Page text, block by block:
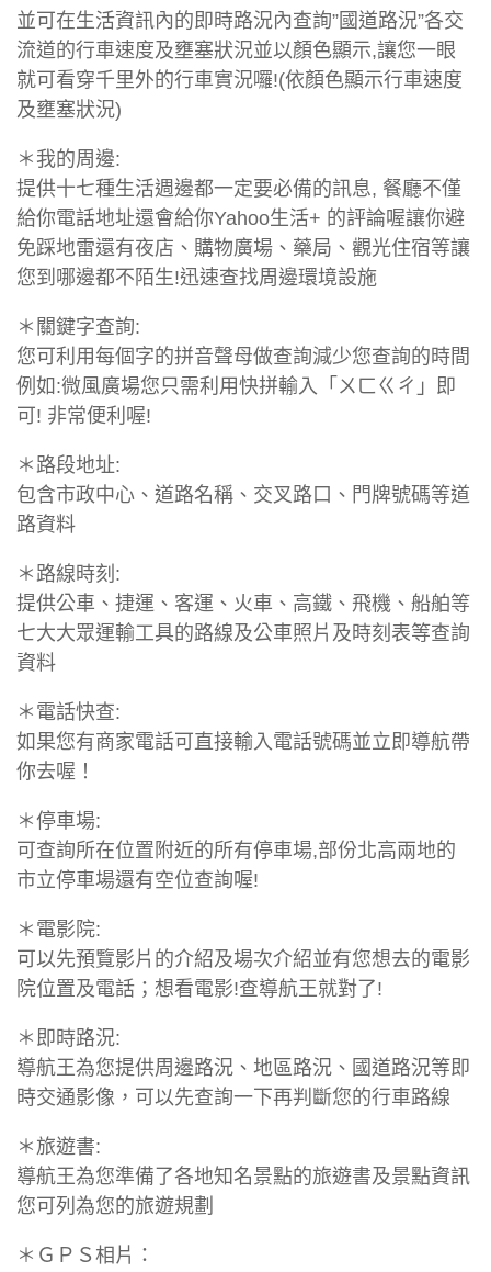
並可在生活資訊內的即時路況內查詢”國道路況”各交
流道的行車速度及壅塞狀況並以顏色顯示,讓您一眼
就可看穿千里外的行車實況囉!(依顏色顯示行車速度
及壅塞狀況)
＊我的周邊:
提供十七種生活週邊都一定要必備的訊息, 餐廳不僅
給你電話地址還會給你Yahoo生活+ 的評論喔讓你避
免踩地雷還有夜店、購物廣場、藥局、觀光住宿等讓
您到哪邊都不陌生!迅速查找周邊環境設施
＊關鍵字查詢:
您可利用每個字的拼音聲母做查詢減少您查詢的時間
例如:微風廣場您只需利用快拼輸入「ㄨㄈㄍㄔ」即
可! 非常便利喔!
＊路段地址:
包含市政中心、道路名稱、交叉路口、門牌號碼等道
路資料
＊路線時刻:
提供公車、捷運、客運、火車、高鐵、飛機、船舶等
七大大眾運輸工具的路線及公車照片及時刻表等查詢
資料
＊電話快查:
如果您有商家電話可直接輸入電話號碼並立即導航帶
你去喔！
＊停車場:
可查詢所在位置附近的所有停車場,部份北高兩地的
市立停車場還有空位查詢喔!
＊電影院:
可以先預覽影片的介紹及場次介紹並有您想去的電影
院位置及電話；想看電影!查導航王就對了!
＊即時路況:
導航王為您提供周邊路況、地區路況、國道路況等即
時交通影像，可以先查詢一下再判斷您的行車路線
＊旅遊書:
導航王為您準備了各地知名景點的旅遊書及景點資訊
您可列為您的旅遊規劃
＊ＧＰＳ相片：